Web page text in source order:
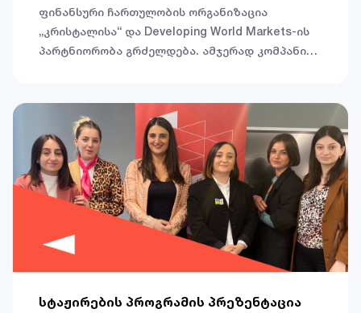
ფინანსური ჩართულობის ორგანიზაცია
„კრისტალისა“ და Developing World Markets-ის
პარტნიორობა გრძელდება. ამჯერად კომპანიამ
კრისტალს მთელი ქვეყნის მასშტაბით მიკრო,
მცირე და საშუალო მეწარმეების მხარდაჭერასა
და საკუთარი ორგანიზაციული მისიის
განხორციელებაში დაეხმარება.
სტაჟირების პროგრამის პრეზენტაცია